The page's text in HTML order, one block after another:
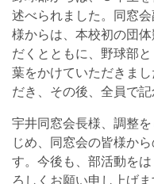
述べられました。同窓
様からは、本校初の団
だくとともに、野球部
葉をかけていただきま
だき、その後、全員で記
宇井同窓会長様、調整
じめ、同窓会の皆様か
す。今後も、部活動を
ろしくお願い申し上げま